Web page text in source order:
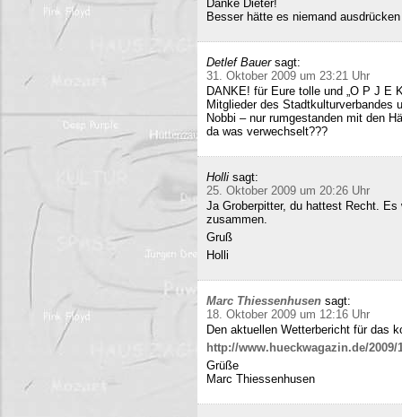
Danke Dieter!
Besser hätte es niemand
Detlef Bauer sagt:
31. Oktober 2009 um 23:21 Uhr
DANKE! für Eure tolle und „O P J E
Mitglieder des Stadtkulturverbandes
Nobbi – nur rumgestanden mit den
da was verwechselt???
Holli sagt:
25. Oktober 2009 um 20:26 Uhr
Ja Groberpitter, du hattest Recht.
zusammen.
Gruß
Holli
Marc Thiessenhusen sagt:
18. Oktober 2009 um 12:16 Uhr
Den aktuellen Wetterbericht für das
http://www.hueckwagazin.de/2009/
Grüße
Marc Thiessenhusen